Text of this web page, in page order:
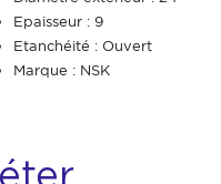
Epaisseur : 9
Etanchéité : Ouvert
Marque : NSK